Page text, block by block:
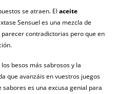
se atraen. El aceite
Sensuel es una mezcla de
contradictorias pero que en
besos más sabrosos y la
que avanzáis en vuestros juegos
es una excusa genial para